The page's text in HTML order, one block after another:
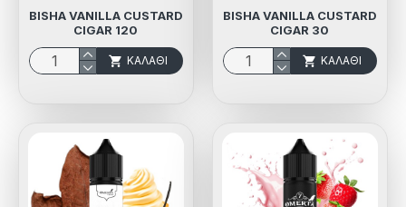
BISHA VANILLA CUSTARD
CIGAR 120
ΚΑΛΆΘΙ
BISHA VANILLA CUSTARD
CIGAR 30
ΚΑΛΆΘΙ